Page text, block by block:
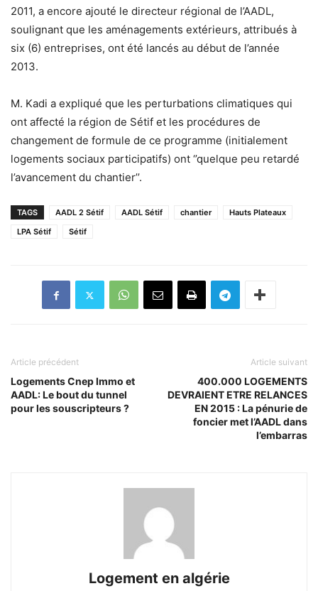
2011, a encore ajouté le directeur régional de l’AADL,
soulignant que les aménagements extérieurs, attribués à
six (6) entreprises, ont été lancés au début de l’année
2013.
M. Kadi a expliqué que les perturbations climatiques qui
ont affecté la région de Sétif et les procédures de
changement de formule de ce programme (initialement
logements sociaux participatifs) ont ‘’quelque peu retardé
l’avancement du chantier’’.
TAGS AADL 2 Sétif AADL Sétif chantier
Hauts Plateaux
LPA Sétif
Sétif
Article précédent
Logements Cnep Immo et
AADL: Le bout du tunnel
pour les souscripteurs ?
Article suivant
400.000 LOGEMENTS
DEVRAIENT ETRE RELANCES
EN 2015 : La pénurie de
foncier met l’AADL dans
l’embarras
Logement en algérie